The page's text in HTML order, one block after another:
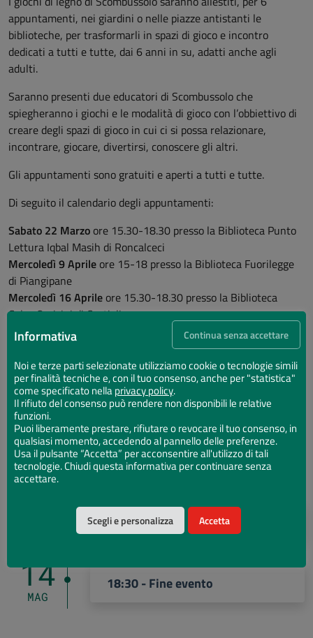
appuntamenti, nei giardini o nelle piazze antistanti le
biblioteche, per trasformarli in spazi di gioco e incontro
dedicati a tutti e tutte, dai 6 anni in su, adatti anche agli
adulti.
Saranno presenti due educatori di Scombussolo che
spiegheranno i giochi e le modalità di gioco con l’obbiettivo di
creare degli spazi di gioco in cui ci si possa relazionare,
incontrare, giocare, divertirsi, conoscere gli altri.
Gli appuntamenti sono gratuiti e aperti a tutti e tutte.
Di seguito il calendario degli appuntamenti:
Sabato 22 Marzo ore 15.30-18.30 presso la Biblioteca Punto
Lettura Iqbal Masih di Roncalceci
Mercoledì 9 Aprile ore 15-18 presso la Biblioteca Fuorilegge
di Piangipane
Mercoledì 16 Aprile ore 15.30-18.30 presso la Biblioteca
Celso Omicini di Castiglione
Sabato 3 Maggio
ore 15.30-18.30 presso la Biblioteca Punto
Mercoledì 7 Maggioore 15-18 presso la Biblioteca Fuorilegge
di Piangipane
Mercoledì 14 Maggioore 15.30-18.30 presso la Biblioteca
Celso Omicini di Castiglione
Date e orari
15:30 - Inizio evento
14
MAG
18:30 - Fine evento
Informativa
Noi e terze parti selezionate utilizziamo cookie o tecnologie simili
per finalità tecniche e, con il tuo consenso, anche per "statistica"
come specificato nellaprivacy policy.
Il rifiuto del consenso può rendere non disponibili le relative
funzioni.
Puoi liberamente prestare, rifiutare o revocare il tuo consenso, in
qualsiasi momento, accedendo al pannello delle preferenze.
Usa il pulsante “Accetta” per acconsentire all'utilizzo di tali
tecnologie. Chiudi questa informativa per continuare senza
accettare.
Scegli e personalizza Accetta
Continua senza accettare